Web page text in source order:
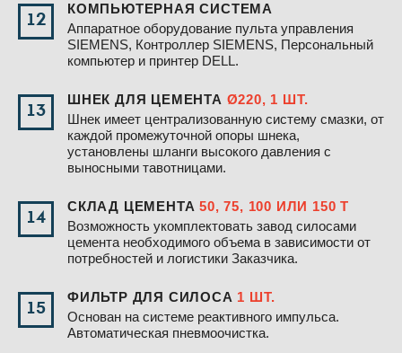
12
КОМПЬЮТЕРНАЯ СИСТЕМА
Аппаратное оборудование пульта управления
SIEMENS, Контроллер SIEMENS, Персональный
компьютер и принтер DELL.
13
ШНЕК ДЛЯ ЦЕМЕНТА Ø220, 1 ШТ.
Шнек имеет централизованную систему смазки, от
каждой промежуточной опоры шнека,
установлены шланги высокого давления с
выносными тавотницами.
14
СКЛАД ЦЕМЕНТА50, 75, 100 ИЛИ 150 Т
Возможность укомплектовать завод силосами
цемента необходимого объема в зависимости от
потребностей и логистики Заказчика.
15
ФИЛЬТР ДЛЯ СИЛОСА 1 ШТ.
Основан на системе реактивного импульса.
Автоматическая пневмоочистка.